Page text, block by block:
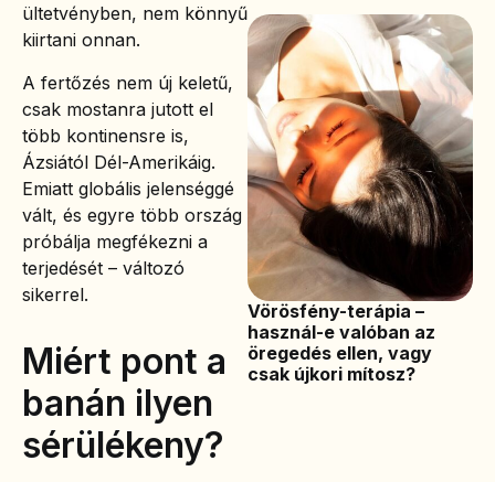
ültetvényben, nem könnyű
kiirtani onnan.
A fertőzés nem új keletű,
csak mostanra jutott el
több kontinensre is,
Ázsiától Dél-Amerikáig.
Emiatt globális jelenséggé
vált, és egyre több ország
próbálja megfékezni a
terjedését – változó
sikerrel.
Miért pont a
banán ilyen
sérülékeny?
Vörösfény-terápia –
használ-e valóban az
öregedés ellen, vagy
csak újkori mítosz?